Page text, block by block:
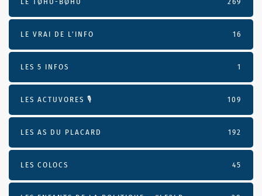
LE VRAI DE L’INFO 16
LES 5 INFOS 1
LES ACTUVORES 🎙 109
LES AS DU PLACARD 192
LES COLOCS 45